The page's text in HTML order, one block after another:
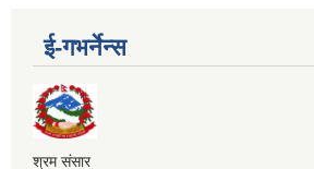
ई-गभर्नेन्स
श्रम संसार